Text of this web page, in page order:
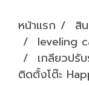
หน้าแรก สิ
leveling
เกลียวปรั
ติดตั้งโต๊ะ